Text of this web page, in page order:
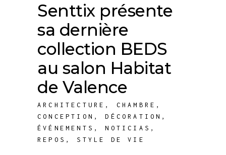
Senttix présente
sa dernière
collection BEDS
au salon Habitat
de Valence
ARCHITECTURE , CHAMBRE ,
CONCEPTION ,DÉCORATION ,
ÉVÉNEMENTS ,NOTICIAS ,
REPOS , STYLE DE VIE